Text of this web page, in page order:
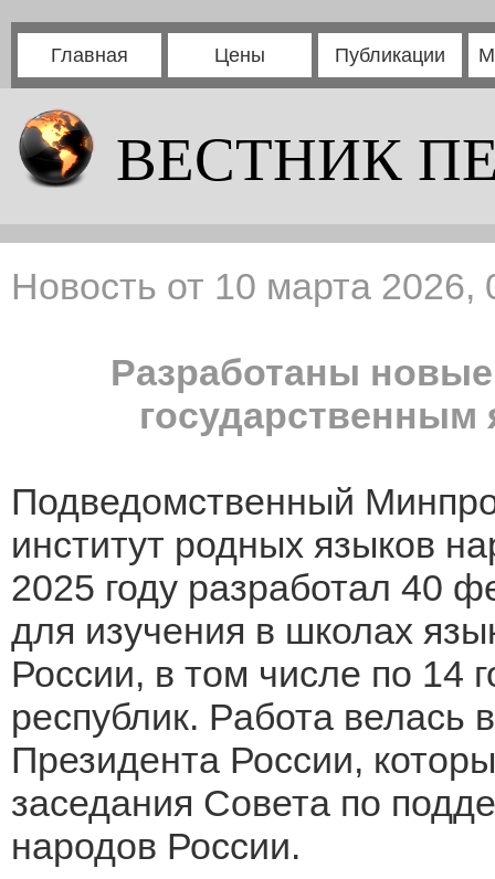
Главная Цены Публикации
ВЕСТНИК
Новость от 10 марта 2026,
Разработаны
Подведомственный
институт родных языков
2025 году разработал 40
для изучения в школах
России, в том числе по 14
республик. Работа велась
Президента России,
заседания Совета по
народов России.